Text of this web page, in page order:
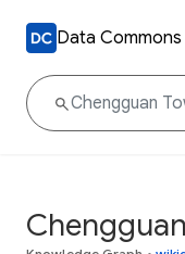
Data Commons